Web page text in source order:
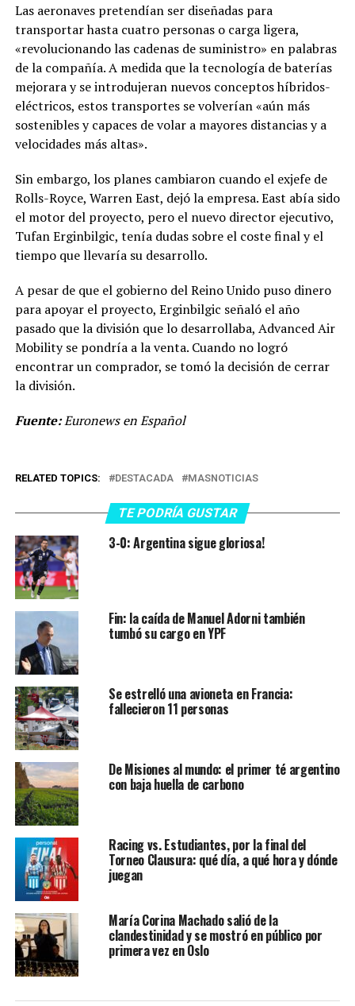
Las aeronaves pretendían ser diseñadas para
transportar hasta cuatro personas o carga ligera,
«revolucionando las cadenas de suministro» en palabras
de la compañía. A medida que la tecnología de baterías
mejorara y se introdujeran nuevos conceptos híbridos-
eléctricos, estos transportes se volverían «aún más
sostenibles y capaces de volar a mayores distancias y a
velocidades más altas».
Sin embargo, los planes cambiaron cuando el exjefe de
Rolls-Royce, Warren East, dejó la empresa. East abía sido
el motor del proyecto, pero el nuevo director ejecutivo,
Tufan Erginbilgic, tenía dudas sobre el coste final y el
tiempo que llevaría su desarrollo.
A pesar de que el gobierno del Reino Unido puso dinero
para apoyar el proyecto, Erginbilgic señaló el año
pasado que la división que lo desarrollaba, Advanced Air
Mobility se pondría a la venta. Cuando no logró
encontrar un comprador, se tomó la decisión de cerrar
la división.
Fuente:Euronews en Español
RELATED TOPICS: DESTACADA MASNOTICIAS
TE PODRÍA GUSTAR
3-0: Argentina sigue gloriosa!
Fin: la caída de Manuel Adorni también
tumbó su cargo en YPF
Se estrelló una avioneta en Francia:
fallecieron 11 personas
De Misiones al mundo: el primer té argentino
con baja huella de carbono
Racing vs. Estudiantes, por la final del
Torneo Clausura: qué día, a qué hora y dónde
juegan
María Corina Machado salió de la
clandestinidad y se mostró en público por
primera vez en Oslo